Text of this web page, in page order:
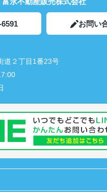
お問い
道２丁目1番23号